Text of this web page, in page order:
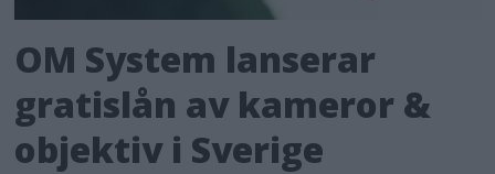
OM System lanserar
gratislån av kameror &
objektiv i Sverige